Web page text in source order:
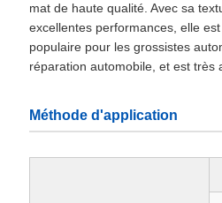
mat de haute qualité. Avec sa
excellentes performances, elle
populaire pour les grossistes
réparation automobile, et est très
Méthode d'application